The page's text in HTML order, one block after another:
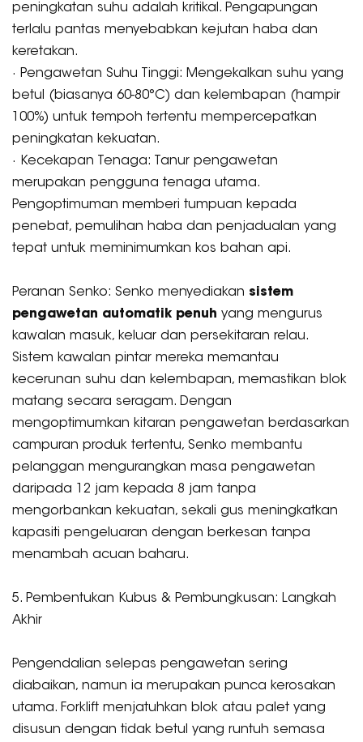
peningkatan suhu adalah kritikal. Pengapungan
terlalu pantas menyebabkan kejutan haba dan
keretakan.
· Pengawetan Suhu Tinggi: Mengekalkan suhu yang
betul (biasanya 60-80°C) dan kelembapan (hampir
100%) untuk tempoh tertentu mempercepatkan
peningkatan kekuatan.
· Kecekapan Tenaga: Tanur pengawetan
merupakan pengguna tenaga utama.
Pengoptimuman memberi tumpuan kepada
penebat, pemulihan haba dan penjadualan yang
tepat untuk meminimumkan kos bahan api.
Peranan Senko: Senko menyediakan sistem
pengawetan automatik penuh yang mengurus
kawalan masuk, keluar dan persekitaran relau.
Sistem kawalan pintar mereka memantau
kecerunan suhu dan kelembapan, memastikan blok
matang secara seragam. Dengan
mengoptimumkan kitaran pengawetan berdasarkan
campuran produk tertentu, Senko membantu
pelanggan mengurangkan masa pengawetan
daripada 12 jam kepada 8 jam tanpa
mengorbankan kekuatan, sekali gus meningkatkan
kapasiti pengeluaran dengan berkesan tanpa
menambah acuan baharu.
5. Pembentukan Kubus & Pembungkusan: Langkah
Akhir
Pengendalian selepas pengawetan sering
diabaikan, namun ia merupakan punca kerosakan
utama. Forklift menjatuhkan blok atau palet yang
disusun dengan tidak betul yang runtuh semasa